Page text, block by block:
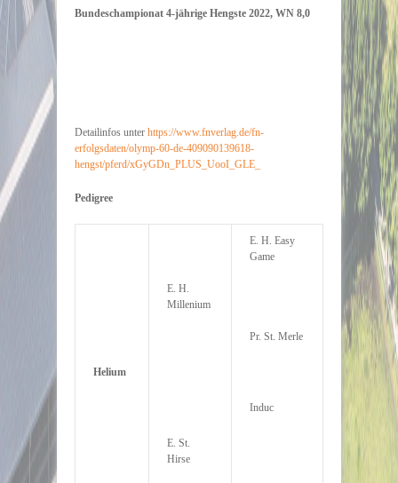
Bundeschampionat 4-jährige Hengste 2022, WN 8,0
Detailinfos unter https://www.fnverlag.de/fn-
erfolgsdaten/olymp-60-de-409090139618-
hengst/pferd/xGyGDn_PLUS_UooI_GLE_
Pedigree
E. H. Easy
Game
E. H.
Millenium
Pr. St. Merle
Helium
Induc
E. St.
Hirse